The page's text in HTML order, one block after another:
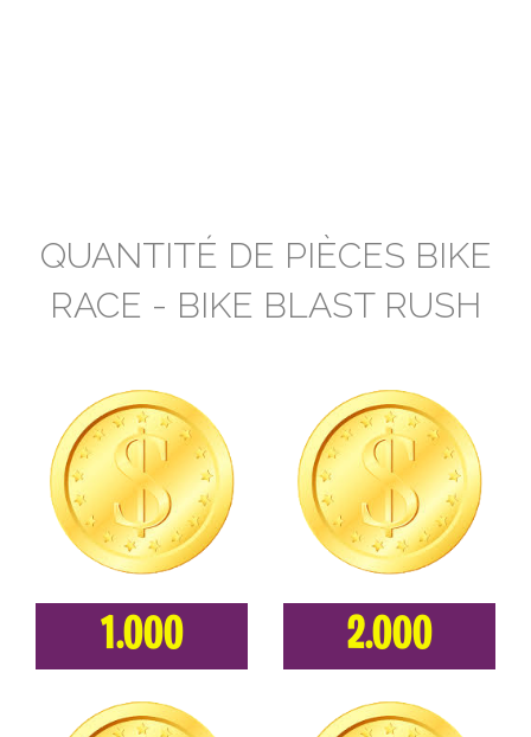
QUANTITÉ DE PIÈCES BIKE
RACE - BIKE BLAST RUSH
1.000 2.000